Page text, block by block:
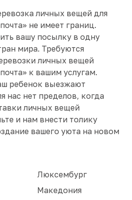
личных вещей для
не имеет границ.
вашу посылку в одну
мира. Требуются
личных вещей
к вашим услугам.
ребенок выезжают
нас нет пределов, когда
личных вещей
и нам внести толику
вашего уюта на новом
Люксембург
Македония